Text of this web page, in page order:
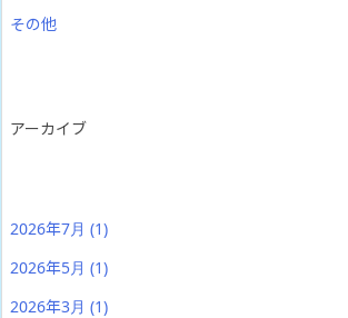
その他
アーカイブ
2026年7月 (1)
2026年5月 (1)
2026年3月 (1)